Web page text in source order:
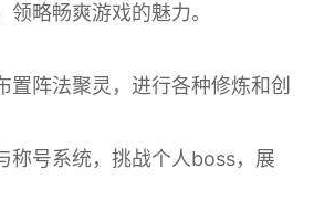
略畅爽游戏的魅力。
置阵法聚灵，进行各种修炼和创
称号系统，挑战个人boss，展